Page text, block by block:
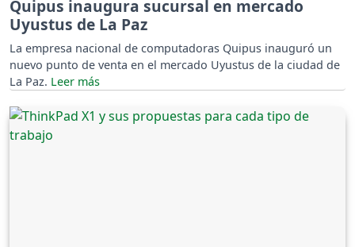
Quipus inaugura sucursal en mercado
Uyustus de La Paz
La empresa nacional de computadoras Quipus inauguró un
nuevo punto de venta en el mercado Uyustus de la ciudad de
La Paz.